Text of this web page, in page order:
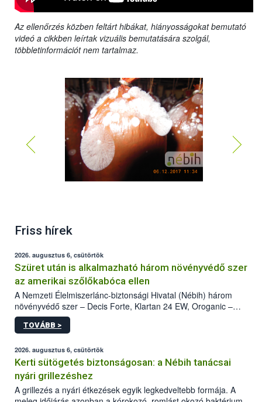
Az ellenőrzés közben feltárt hibákat, hiányosságokat bemutató
videó a cikkben leírtak vizuális bemutatására szolgál,
többletinformációt nem tartalmaz.
Friss hírek
2026. augusztus 6, csütörtök
Szüret után is alkalmazható három növényvédő szer
az amerikai szőlőkabóca ellen
A Nemzeti Élelmiszerlánc-biztonsági Hivatal (Nébih) három
növényvédő szer – Decis Forte, Klartan 24 EW, Oroganic –
engedélyokiratát módosította, így azok a szüretet követően,
egészen a vesszőérettség (BBCH 91) stádiumáig
érésű szőlőkben is legyen lehetőség a károsító elleni további
védekezésre. Az Oroganic készítmény kis kiszerelésben kiskerti
felhasználók számára is elérhető és ökológiai termesztésben is
engedélyezett.
TOVÁBB >
2026. augusztus 6, csütörtök
Kerti sütögetés biztonságosan: a Nébih tanácsai
nyári grillezéshez
A grillezés a nyári étkezések egyik legkedveltebb formája. A